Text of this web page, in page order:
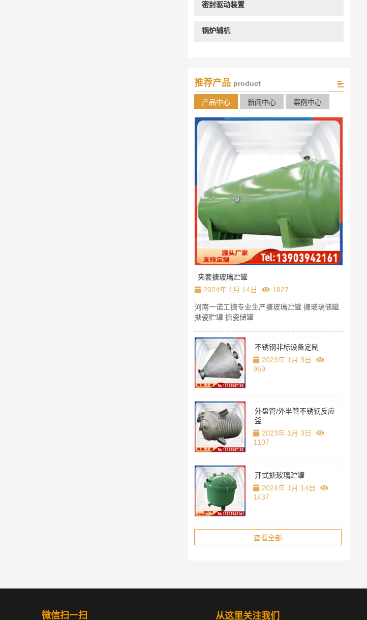
密封驱动装置
锅炉辅机
推荐产品 product
产品中心 新闻中心 案例中心
夹套搪玻璃贮罐
2024年 1月 14日
1827
河南一诺工搪专业生产搪玻璃贮罐 搪玻璃储罐
搪瓷贮罐 搪瓷储罐
不锈钢非标设备定制
2023年 1月 3日
969
外盘管/外半管不锈钢反应
釜
2023年 1月 3日
1107
开式搪玻璃贮罐
2024年 1月 14日
1437
查看全部
微信扫一扫 从这里关注我们